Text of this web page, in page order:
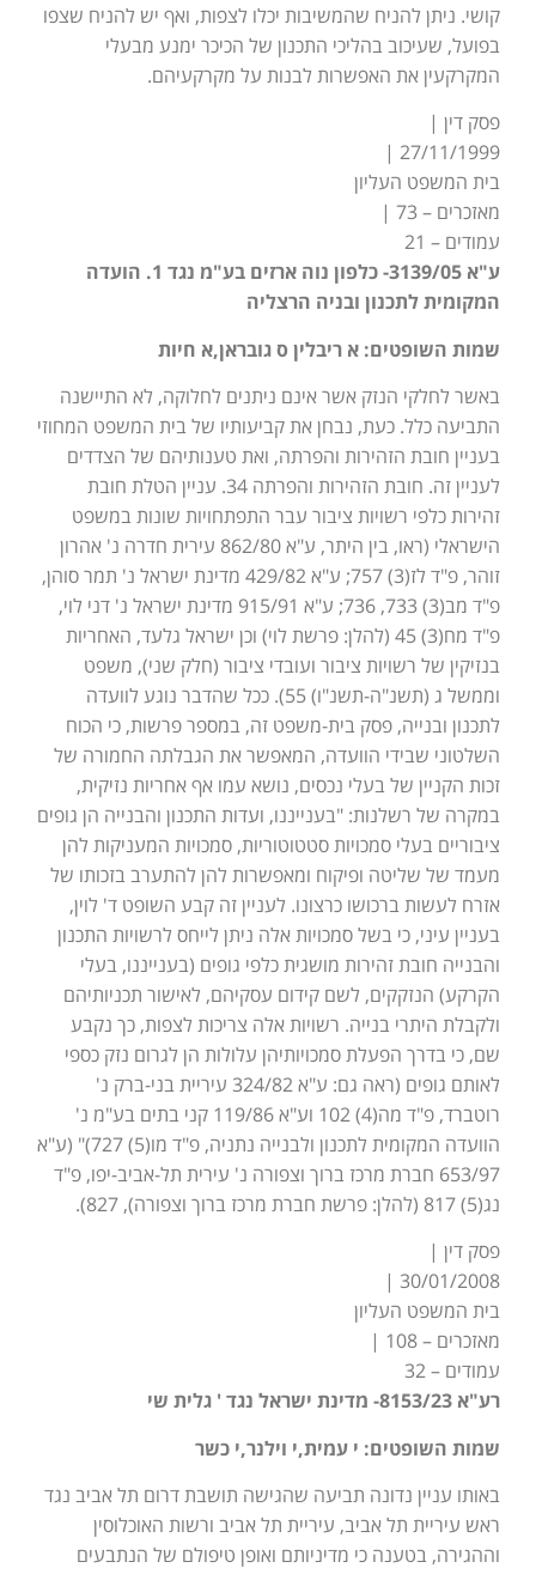
קושי. ניתן להניח שהמשיבות יכלו לצפות, ואף יש להניח שצפו
בפועל, שעיכוב בהליכי התכנון של הכיכר ימנע מבעלי
המקרקעין את האפשרות לבנות על מקרקעיהם.
פסק דין |
27/11/1999 |
בית המשפט העליון
מאזכרים – 73 |
עמודים – 21
ע"א 3139/05- כלפון נוה ארזים בע"מ נגד 1. הועדה
המקומית לתכנון ובניה הרצליה
שמות השופטים: א ריבלין ס גובראן,א חיות
באשר לחלקי הנזק אשר אינם ניתנים לחלוקה, לא התיישנה
התביעה כלל. כעת, נבחן את קביעותיו של בית המשפט המחוזי
בעניין חובת הזהירות והפרתה, ואת טענותיהם של הצדדים
לעניין זה. חובת הזהירות והפרתה 34. עניין הטלת חובת
זהירות כלפי רשויות ציבור עבר התפתחויות שונות במשפט
הישראלי (ראו, בין היתר, ע"א 862/80 עירית חדרה נ' אהרון
זוהר, פ"ד לז(3) 757; ע"א 429/82 מדינת ישראל נ' תמר סוהן,
פ"ד מב(3) 733, 736; ע"א 915/91 מדינת ישראל נ' דני לוי,
פ"ד מח(3) 45 (להלן: פרשת לוי) וכן ישראל גלעד, האחריות
בנזיקין של רשויות ציבור ועובדי ציבור (חלק שני), משפט
וממשל ג (תשנ"ה-תשנ"ו) 55). ככל שהדבר נוגע לוועדה
לתכנון ובנייה, פסק בית-משפט זה, במספר פרשות, כי הכוח
השלטוני שבידי הוועדה, המאפשר את הגבלתה החמורה של
זכות הקניין של בעלי נכסים, נושא עמו אף אחריות נזיקית,
במקרה של רשלנות: "בענייננו, ועדות התכנון והבנייה הן גופים
ציבוריים בעלי סמכויות סטטוטוריות, סמכויות המעניקות להן
מעמד של שליטה ופיקוח ומאפשרות להן להתערב בזכותו של
אזרח לעשות ברכושו כרצונו. לעניין זה קבע השופט ד' לוין,
בעניין עיני, כי בשל סמכויות אלה ניתן לייחס לרשויות התכנון
והבנייה חובת זהירות מושגית כלפי גופים (בענייננו, בעלי
הקרקע) הנזקקים, לשם קידום עסקיהם, לאישור תכניותיהם
ולקבלת היתרי בנייה. רשויות אלה צריכות לצפות, כך נקבע
שם, כי בדרך הפעלת סמכויותיהן עלולות הן לגרום נזק כספי
לאותם גופים (ראה גם: ע"א 324/82 עיריית בני-ברק נ'
רוטברד, פ"ד מה(4) 102 וע"א 119/86 קני בתים בע"מ נ'
הוועדה המקומית לתכנון ולבנייה נתניה, פ"ד מו(5) 727)" (ע"א
653/97 חברת מרכז ברוך וצפורה נ' עירית תל-אביב-יפו, פ"ד
נג(5) 817 (להלן: פרשת חברת מרכז ברוך וצפורה), 827).
פסק דין |
30/01/2008 |
בית המשפט העליון
מאזכרים – 108 |
עמודים – 32
רע"א 8153/23- מדינת ישראל נגד ' גלית שי
שמות השופטים: י עמית,י וילנר,י כשר
באותו עניין נדונה תביעה שהגישה תושבת דרום תל אביב נגד
ראש עיריית תל אביב, עיריית תל אביב ורשות האוכלוסין
וההגירה, בטענה כי מדיניותם ואופן טיפולם של הנתבעים